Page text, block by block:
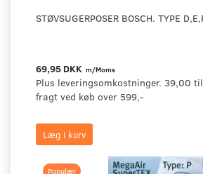
STØVSUGERPOSER BOSCH. TYPE
69,95 DKK m/Moms
Plus leveringsomkostninger. 39,00
fragt ved køb over 599,-
Læg i kurv
Populær